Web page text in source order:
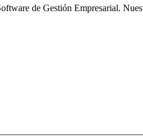
de Gestión Empresarial.